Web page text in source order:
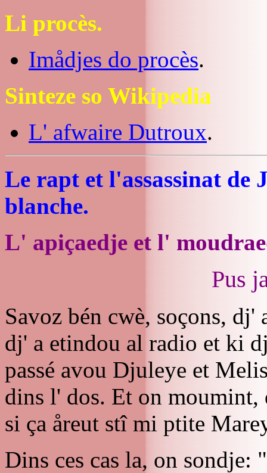
Li procès.
Imådjes do procès.
Sinteze so Wikipedia
L' afwaire Dutroux.
Le rapt et l'assassinat de
blanche.
L' apiçaedje et l'
Pus
Savoz bén cwè, soçons,
dj' a etindou al radio et ki
passé avou Djuleye et
dins l' dos. Et on
si ça åreut stî mi ptite
Dins ces cas la, on